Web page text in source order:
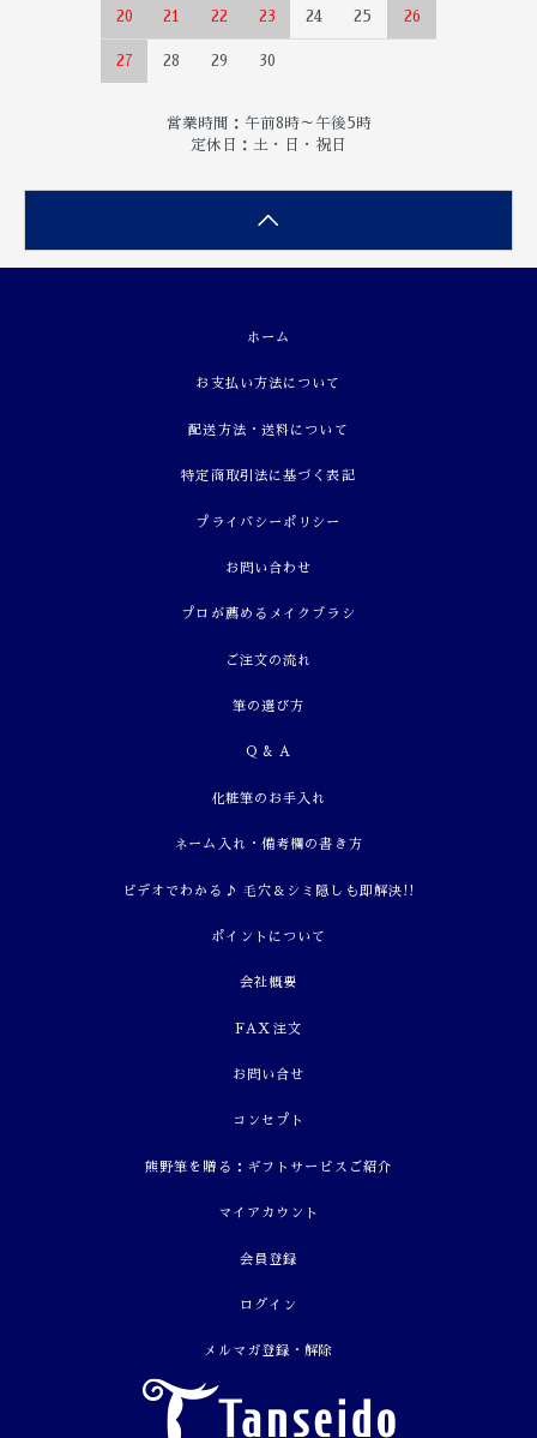
20 21 22 23 24 25 26
27 28 29 30
営業時間：午前8時～午後5時
定休日：土・日・祝日
ホーム
お支払い方法について
配送方法・送料について
特定商取引法に基づく表記
プライバシーポリシー
お問い合わせ
プロが薦めるメイクブラシ
ご注文の流れ
筆の選び方
Q & A
化粧筆のお手入れ
ネーム入れ・備考欄の書き方
ビデオでわかる♪ 毛穴＆シミ隠しも即解決!!
ポイントについて
会社概要
FAX注文
お問い合せ
コンセプト
熊野筆を贈る：ギフトサービスご紹介
マイアカウント
会員登録
ログイン
メルマガ登録・解除